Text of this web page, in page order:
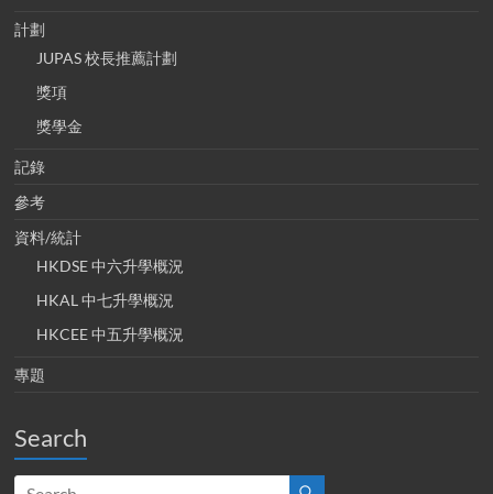
計劃
JUPAS 校長推薦計劃
獎項
獎學金
記錄
參考
資料/統計
HKDSE 中六升學概況
HKAL 中七升學概況
HKCEE 中五升學概況
專題
Search